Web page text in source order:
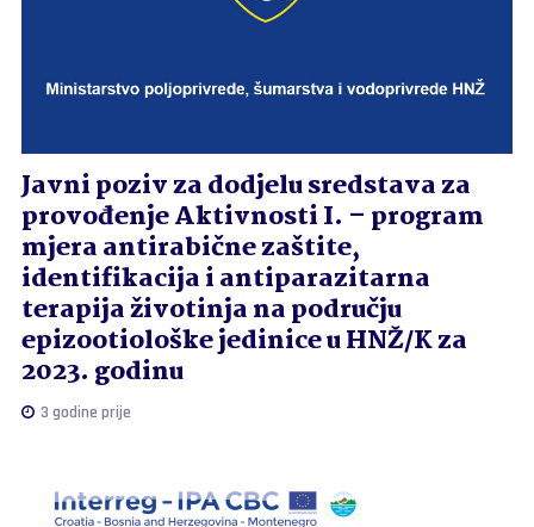
Javni poziv za dodjelu sredstava za
provođenje Aktivnosti I. – program
mjera antirabične zaštite,
identifikacija i antiparazitarna
terapija životinja na području
epizootiološke jedinice u HNŽ/K za
2023. godinu
3 godine prije